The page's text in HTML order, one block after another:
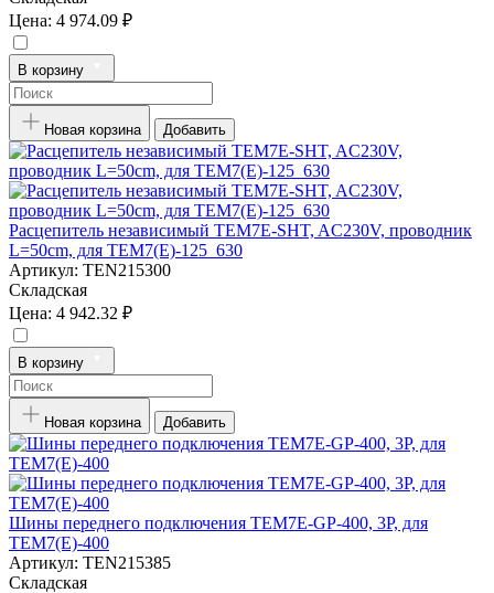
Цена: 4 974.09 ₽
В корзину
Новая корзина Добавить
Расцепитель независимый TEM7E-SHT, AC230V, проводник
L=50cm, для TEM7(E)-125_630
Артикул: TEN215300
Складская
Цена: 4 942.32 ₽
В корзину
Новая корзина Добавить
Шины переднего подключения TEM7E-GP-400, 3P, для
TEM7(E)-400
Артикул: TEN215385
Складская